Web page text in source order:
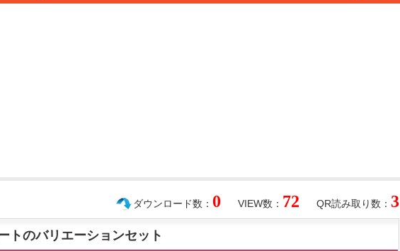
QR読み取り数： 3
VIEW数： 72
ダウンロード数： 0
トのバリエーションセット